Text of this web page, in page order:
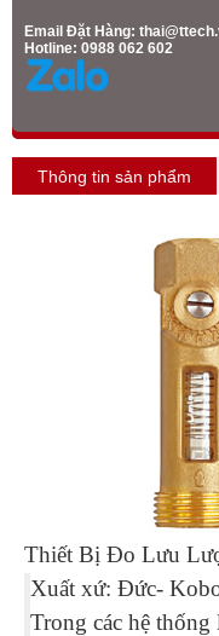
Email Đặt Hàng:
Hotline: 0988 062 602
Thông tin sản phẩm
Thiết Bị Đo Lưu
Xuất xứ: Đức-
Trong các hệ